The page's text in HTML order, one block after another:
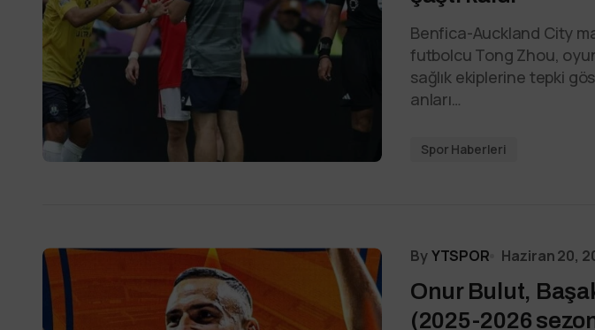
Benfica-Auckland City
futbolcu Tong Zhou,
sağlık ekiplerine tepki
anları…
Spor Haberleri
ByYTSPOR Haziran 20,
Onur Bulut,
(2025-2026